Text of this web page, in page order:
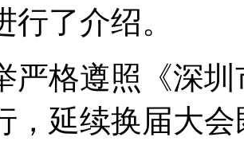
行了介绍。
严格遵照《深
，延续换届大